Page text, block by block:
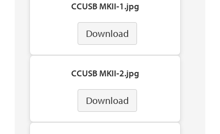
CCUSB MKII-1.jpg
Download
CCUSB MKII-2.jpg
Download